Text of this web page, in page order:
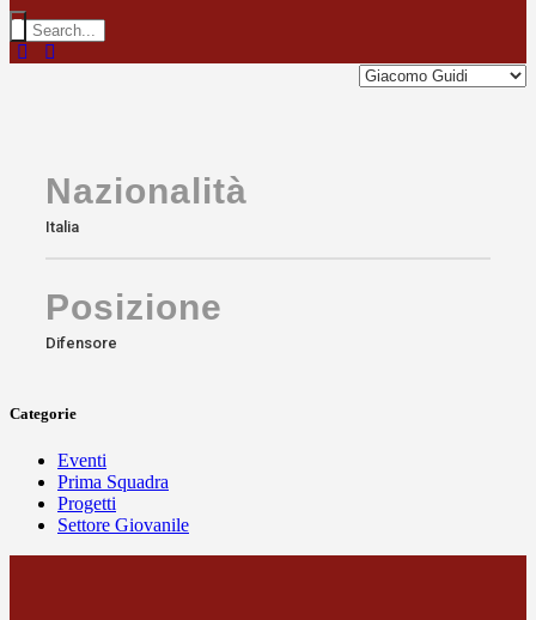
Nazionalità
Italia
Posizione
Difensore
Categorie
Eventi
Prima Squadra
Progetti
Settore Giovanile